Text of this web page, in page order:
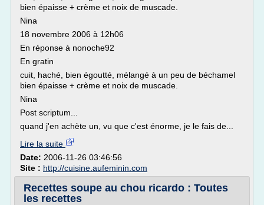
bien épaisse + crème et noix de muscade.
Nina
18 novembre 2006 à 12h06
En réponse à nonoche92
En gratin
cuit, haché, bien égoutté, mélangé à un peu de béchamel
bien épaisse + crème et noix de muscade.
Nina
Post scriptum...
quand j'en achète un, vu que c'est énorme, je le fais de...
Lire la suite
Date: 2006-11-26 03:46:56
Site : http://cuisine.aufeminin.com
Recettes soupe au chou ricardo : Toutes
les recettes